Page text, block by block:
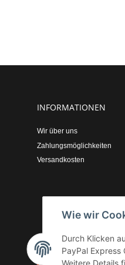
Wie wir
Durch Klicken
PayPal
INFORMATIONEN
Wir über uns
Zahlungsmöglichkeiten
Versandkosten
Vertrag